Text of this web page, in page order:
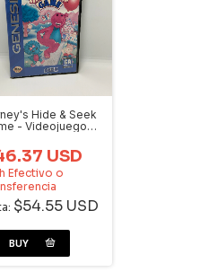
Hide & Seek
- Videojuego
USD
Efectivo o
$54.55 USD